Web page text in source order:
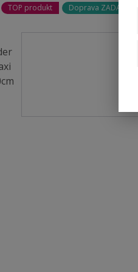
TOP produkt Doprava ZADARMO